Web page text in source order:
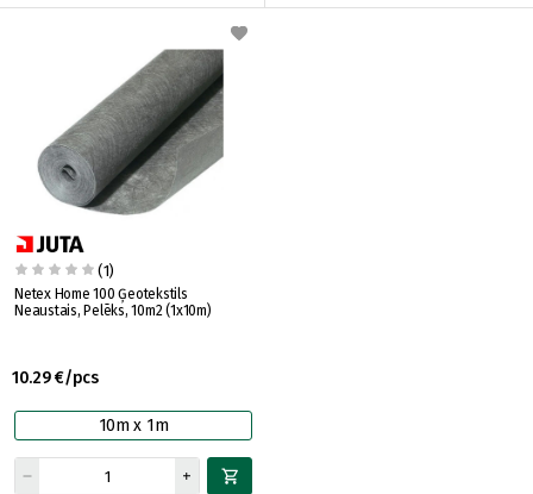
(1)
Netex Home 100 Ģeotekstils
Neaustais, Pelēks, 10m2 (1x10m)
10.29 €/pcs
10m x 1m